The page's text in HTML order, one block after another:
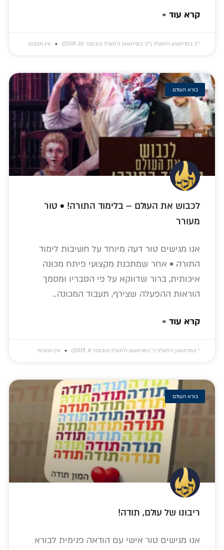
קרא עוד »
י״ב במרחשוון ה׳תש״פ (י״ב במרחשוון ה׳תש״פ (נובמבר 10, 2019)) אין תגובות
בורא העולם
לכבוש את העולם – בלימוד התורה! • טור
מעורר
אנו מגישים טור דעה מיוחד על חשיבות לימוד
התורה • אחר שמתכנת מקצועי פיתח מכונה
איכותית, ברור שדווקא על פי הסבריו ומסמך
הוראות ההפעלה שצירף, תעבוד המכונה..
קרא עוד »
י׳ במרחשוון ה׳תש״פ (י׳ במרחשוון ה׳תש״פ (נובמבר 8, 2019)) אין תגובות
בורא העולם
ריבונו של עולם, תודה!
אנו מגישים טור אישי עם הודאה פנימית לבורא